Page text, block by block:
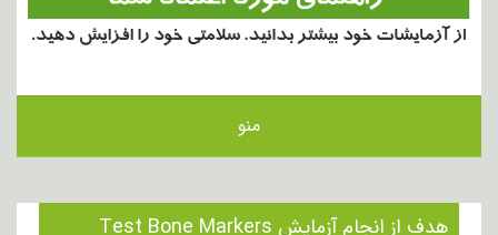
منو
هدف از انجام آزمایش Test Bone Markers